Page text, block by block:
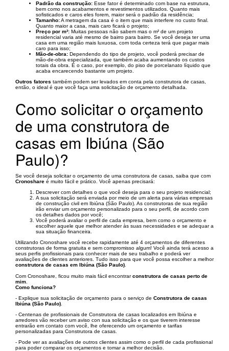
Padrão da construção: Esse fator é determinado com base na estrutura,
bem como nos acabamentos e revestimentos utilizados. Quanto mais
sofisticados e caros eles forem, maior será o padrão da residência;
Tamanho:A metragem da casa é o item que mais interfere no custo final.
Quanto maior a casa, mais caro ficará o projeto;
Preço por m²: Muitas pessoas não sabem mas o m² de um projeto
residencial varia até mesmo de bairro para bairro. Se você deseja ter uma
casa em uma região mais luxuosa, com toda certeza terá que pagar mais
caro para isso;
Mão-de-obra: Dependendo do tipo de projeto, você poderá precisar de
mão-de-obra especializada, que também acaba aumentando os custos
totais da obra. É o caso, por exemplo, do piso de porcelanato líquido que
acaba encarecendo bastante um projeto.
Outros fatores também podem ser levados em conta pela construtora de casas,
então, o ideal é que você faça uma solicitação de orçamento detalhada.
Como solicitar o orçamento
de uma construtora de
casas em Ibiúna (São
Paulo)?
Se você deseja solicitar o orçamento de uma construtora de casas, saiba que com
Cronoshare é muito fácil e prático. Você apenas precisará:
Descrever com detalhes o que você deseja para o seu projeto residencial;
A sua solicitação será enviada por meio de um alerta para várias empresas
de construção civil em Ibiúna (São Paulo). As construtoras de sua região
irão enviar um orçamento personalizado para o seu perfil, de acordo com
os detalhes dados por você;
Você poderá avaliar o perfil de cada empresa, bem como o orçamento e
escolher aquele que melhor atender às suas necessidades e se adequar a
sua situação financeira.
Utilizando Cronoshare você recebe rapidamente até 4 orçamentos de diferentes
construtoras de forma gratuita e sem compromisso algum! Você ainda terá acesso a
seus perfis profissionais para conhecer mais de seu trabalho e poderá ver
avaliações de clientes anteriores. Tudo isso para que você possa escolher a melhor
construtora de casas em Ibiúna (São Paulo)
Com Cronoshare, ficou muito mais fácil encontrarconstrutora de casas perto de
mim
Como funciona?
- Explique sua solicitação de orçamento para o serviço de Construtora de casas
Ibiúna (São Paulo)
- Centenas de profissionais de Construtora de casas localizados em Ibiúna e
arredores vão receber um aviso con sua solicitação e os que tiverem interesse
entrarão em contato com você, lhe oferecendo um orçamento e tarifas
personalizadas para Construtora de casas.
- Pode ver as avaliações de outros clientes assim como o perfil de cada profissional
para poder comparar os orçamentos e tomar a melhor decisão.